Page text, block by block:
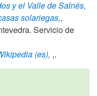
y el Valle de Salnés,
solariegas,,
Servicio de
(es), ,.